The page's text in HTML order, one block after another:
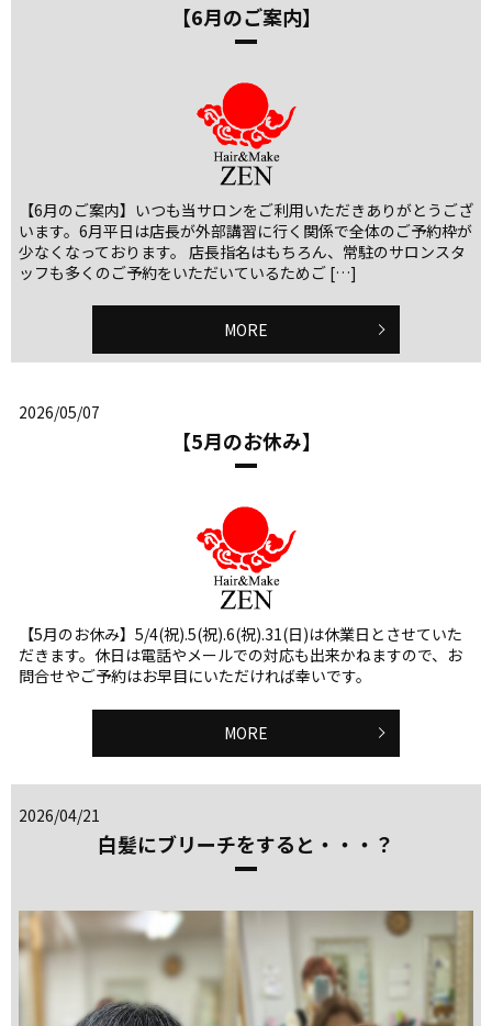
【6月のご案内】
【6月のご案内】いつも当サロンをご利用いただきありがとうござ
います。6月平日は店長が外部講習に行く関係で全体のご予約枠が
少なくなっております。 店長指名はもちろん、常駐のサロンスタ
ッフも多くのご予約をいただいているためご […]
MORE
2026/05/07
【5月のお休み】
【5月のお休み】5/4(祝).5(祝).6(祝).31(日)は休業日とさせていた
だきます。休日は電話やメールでの対応も出来かねますので、お
問合せやご予約はお早目にいただければ幸いです。
MORE
2026/04/21
白髪にブリーチをすると・・・？